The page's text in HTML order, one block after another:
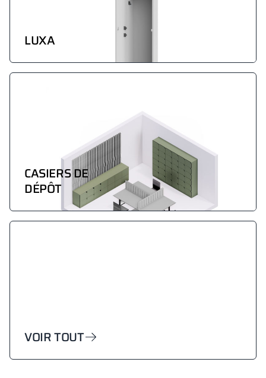
LUXA
CASIERS DE
DÉPÔT
VOIR TOUT